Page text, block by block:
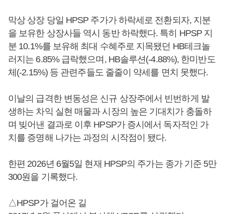
막상 상장 당일 HPSP 주가가 하락세로 전환되자, 지분
을 보유한 상장사들 역시 동반 하락했다. 특히 HPSP 지
분 10.1%를 보유해 최대 수혜주로 지목됐던 HB테크놀
러지는 6.85% 급락했으며, HB솔루션(-4.88%), 한미반도
체(-2.15%) 등 관련주들도 줄줄이 약세를 면치 못했다.
이날의 급격한 변동성은 신규 상장주에서 빈번하게 발
생하는 차익 실현 매물과 시장의 높은 기대치가 충돌하
며 빚어낸 결과로 이후 HPSP가 증시에서 독자적인 가
치를 증명해 나가는 과정의 시작점이 됐다.
한편 2026년 6월5일 현재 HPSP의 주가는 종가 기준 5만
300원을 기록했다.
△HPSP가 걸어온 길